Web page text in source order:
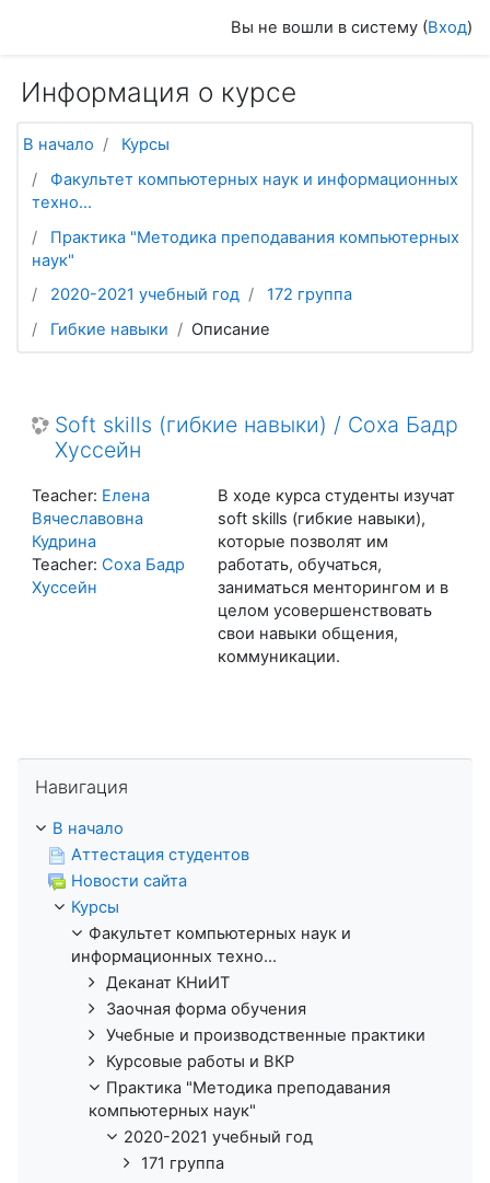
Вы не вошли в систему (Вход)
Информация о курсе
В начало
Курсы
Факультет компьютерных наук и информационных
техно...
Практика "Методика преподавания компьютерных
наук"
2020-2021 учебный год
172 группа
Гибкие навыки
Описание
Soft skills (гибкие навыки) / Соха Бадр
Хуссейн
В ходе курса студенты изучат
soft skills (гибкие навыки),
которые позволят им
работать, обучаться,
заниматься менторингом и в
целом усовершенствовать
свои навыки общения,
коммуникации.
Teacher: Елена
Вячеславовна
Кудрина
Teacher: Соха Бадр
Хуссейн
Навигация
В начало
Аттестация студентов
Новости сайта
Курсы
Факультет компьютерных наук и
информационных техно...
Деканат КНиИТ
Заочная форма обучения
Учебные и производственные практики
Курсовые работы и ВКР
Практика "Методика преподавания
компьютерных наук"
2020-2021 учебный год
171 группа